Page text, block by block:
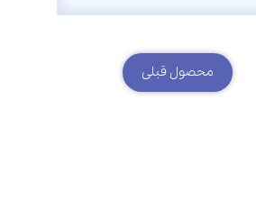
محصول قبلی